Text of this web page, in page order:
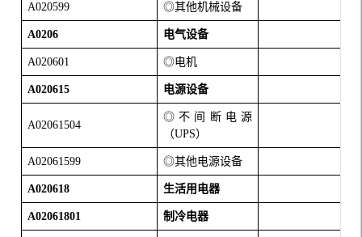
A020599 ◎其他机械设备
A0206 电气设备
A020601 ◎电机
A020615 电源设备
A02061504
◎不间断电源
（UPS）
A02061599 ◎其他电源设备
A020618 生活用电器
A02061801 制冷电器